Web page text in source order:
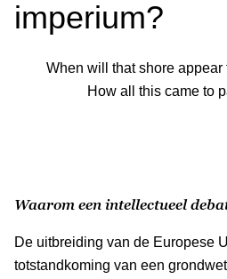
imperium?
When will that shore
How all this came to
Waarom een intellectueel
De uitbreiding van de Europese
totstandkoming van een